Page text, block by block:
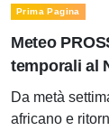
Prima Pagina
Meteo
temporali al
Da metà
africano e